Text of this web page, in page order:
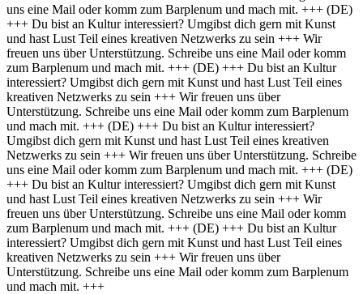
uns eine Mail oder komm zum Barplenum und mach mit. +++ (DE)
+++ Du bist an Kultur interessiert? Umgibst dich gern mit Kunst
und hast Lust Teil eines kreativen Netzwerks zu sein +++ Wir
freuen uns über Unterstützung. Schreibe uns eine Mail oder komm
zum Barplenum und mach mit. +++ (DE) +++ Du bist an Kultur
interessiert? Umgibst dich gern mit Kunst und hast Lust Teil eines
kreativen Netzwerks zu sein +++ Wir freuen uns über
Unterstützung. Schreibe uns eine Mail oder komm zum Barplenum
und mach mit. +++ (DE) +++ Du bist an Kultur interessiert?
Umgibst dich gern mit Kunst und hast Lust Teil eines kreativen
Netzwerks zu sein +++ Wir freuen uns über Unterstützung. Schreibe
uns eine Mail oder komm zum Barplenum und mach mit. +++ (DE)
+++ Du bist an Kultur interessiert? Umgibst dich gern mit Kunst
und hast Lust Teil eines kreativen Netzwerks zu sein +++ Wir
freuen uns über Unterstützung. Schreibe uns eine Mail oder komm
zum Barplenum und mach mit. +++ (DE) +++ Du bist an Kultur
interessiert? Umgibst dich gern mit Kunst und hast Lust Teil eines
kreativen Netzwerks zu sein +++ Wir freuen uns über
Unterstützung. Schreibe uns eine Mail oder komm zum Barplenum
und mach mit. +++